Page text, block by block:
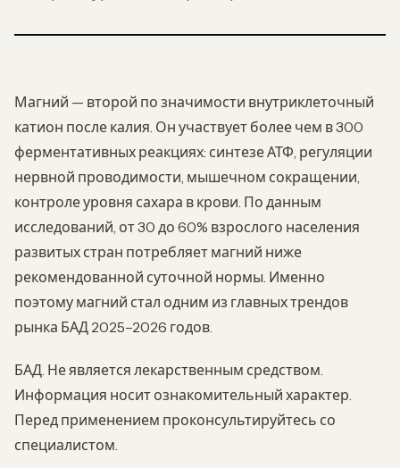
Магний — второй по значимости внутриклеточный
катион после калия. Он участвует более чем в 300
ферментативных реакциях: синтезе АТФ, регуляции
нервной проводимости, мышечном сокращении,
контроле уровня сахара в крови. По данным
исследований, от 30 до 60% взрослого населения
развитых стран потребляет магний ниже
рекомендованной суточной нормы. Именно
поэтому магний стал одним из главных трендов
рынка БАД 2025–2026 годов.
БАД. Не является лекарственным средством.
Информация носит ознакомительный характер.
Перед применением проконсультируйтесь со
специалистом.